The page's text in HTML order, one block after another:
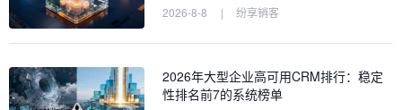
2026-8-8 | 纷享销客
2026年大型企业高可用CRM排行：稳定
性排名前7的系统榜单